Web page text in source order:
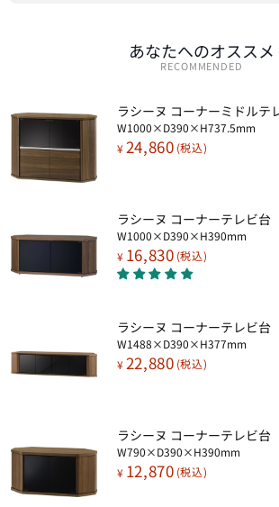
キシブルに対応。移動に便利な隠しキャスタ
様替えもラクラクです。高さ73.75cmのミド
ングで椅子に座ってテレビを見る際にも最適
強化ガラス（ブラックスモークフィルム貼り
とデザイン性を両立。転倒防止バンドも付属
も配慮しています。お客様組立品です。
あなたへのオススメ
RECOMMENDED
ラシーヌ コーナーミドルテ
W1000×D390×H737.5mm
¥ 24,860
ラシーヌ コーナーテレビ台​
W1000×D390×H390mm
¥ 16,830
ラシーヌ コーナーテレビ台​
W1488×D390×H377mm
¥ 22,880
ラシーヌ コーナーテレビ台​
W790×D390×H390mm
¥ 12,870